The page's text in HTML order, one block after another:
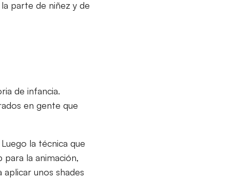
parte de niñez y de
de infancia.
en gente que
la técnica que
la animación,
unos shades